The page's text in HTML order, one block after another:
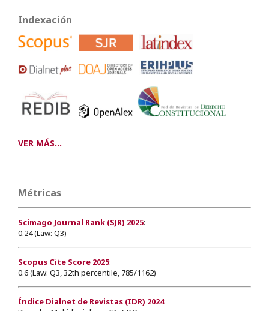
Indexación
VER MÁS...
Métricas
Scimago Journal Rank (SJR) 2025:
0.24 (Law: Q3)
Scopus Cite Score 2025:
0.6 (Law: Q3, 32th percentile, 785/1162)
Índice Dialnet de Revistas (IDR) 2024: